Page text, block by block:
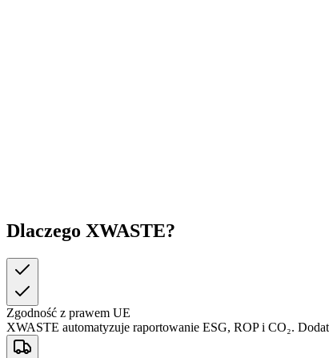
Dlaczego XWASTE?
Zgodność z prawem UE
XWASTE automatyzuje raportowanie ESG, ROP i CO₂.